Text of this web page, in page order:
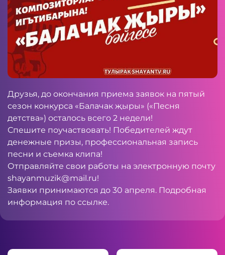
Друзья, до окончания приема заявок на пятый
сезон конкурса «Балачак җыры» («Песня
детства») осталось всего 2 недели!
Спешите поучаствовать! Победителей ждут
денежные призы, профессиональная запись
песни и съемка клипа!
Отправляйте свои работы на электронную почту
shayanmuzik@mail.ru!
Заявки принимаются до 30 апреля. Подробная
информация по ссылке.